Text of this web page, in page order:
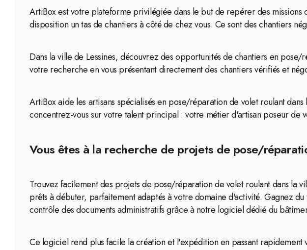
ArtiBox est votre plateforme privilégiée dans le but de repérer des
disposition un tas de chantiers à côté de chez vous. Ce sont des chantiers
Dans la ville de Lessines, découvrez des opportunités de chantiers en
votre recherche en vous présentant directement des chantiers vérifiés et
ArtiBox aide les artisans spécialisés en pose/réparation de volet roulant
concentrez-vous sur votre talent principal : votre métier d'artisan poseur de
Vous êtes à la recherche de projets de pose/
Trouvez facilement des projets de pose/réparation de volet roulant dans la
prêts à débuter, parfaitement adaptés à votre domaine d'activité. Gagnez
contrôle des documents administratifs grâce à notre logiciel dédié du
Ce logiciel rend plus facile la création et l'expédition en passant